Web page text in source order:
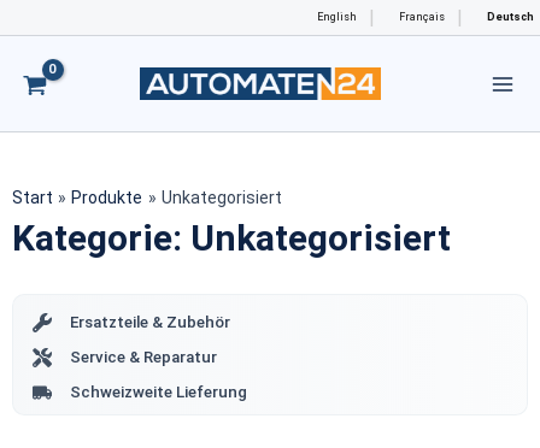
springen
English Français Deutsch
Start Produkte Unkategorisiert
Kategorie: Unkategorisiert
Ersatzteile & Zubehör
Service & Reparatur
Schweizweite Lieferung